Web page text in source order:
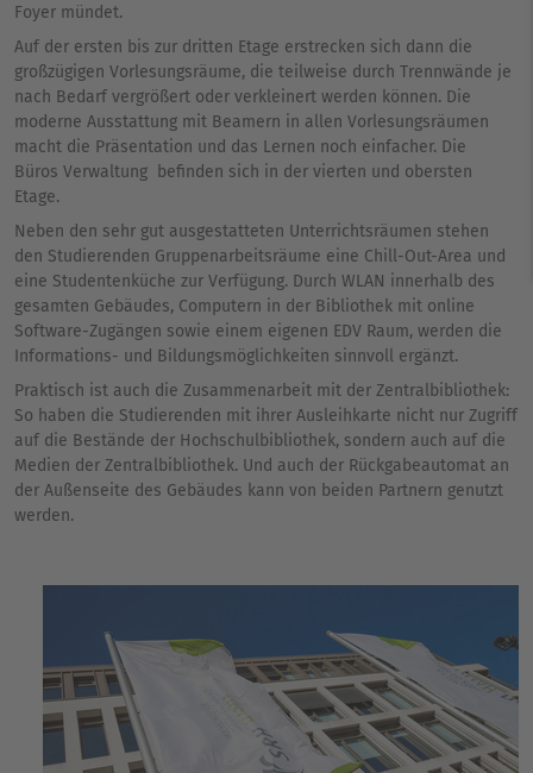
Foyer mündet.
Auf der ersten bis zur dritten Etage erstrecken sich dann die
großzügigen Vorlesungsräume, die teilweise durch Trennwände je
nach Bedarf vergrößert oder verkleinert werden können. Die
moderne Ausstattung mit Beamern in allen Vorlesungsräumen
macht die Präsentation und das Lernen noch einfacher. Die
Büros Verwaltung befinden sich in der vierten und obersten
Etage.
Neben den sehr gut ausgestatteten Unterrichtsräumen stehen
den Studierenden Gruppenarbeitsräume eine Chill-Out-Area und
eine Studentenküche zur Verfügung. Durch WLAN innerhalb des
gesamten Gebäudes, Computern in der Bibliothek mit online
Software-Zugängen sowie einem eigenen EDV Raum, werden die
Informations- und Bildungsmöglichkeiten sinnvoll ergänzt.
Praktisch ist auch die Zusammenarbeit mit der Zentralbibliothek:
So haben die Studierenden mit ihrer Ausleihkarte nicht nur Zugriff
auf die Bestände der Hochschulbibliothek, sondern auch auf die
Medien der Zentralbibliothek. Und auch der Rückgabeautomat an
der Außenseite des Gebäudes kann von beiden Partnern genutzt
werden.